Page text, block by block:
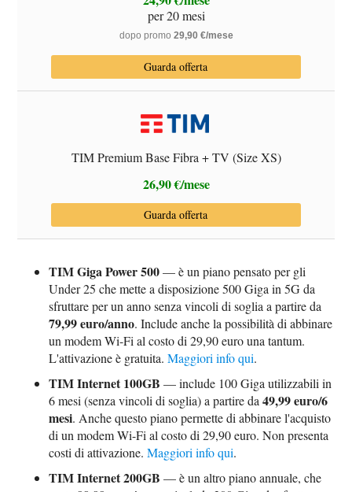
per 20 mesi
dopo promo 29,90 €/mese
Guarda offerta
TIM Premium Base Fibra + TV (Size XS)
26,90 €/mese
Guarda offerta
TIM Giga Power 500— è un piano pensato per gli
Under 25 che mette a disposizione 500 Giga in 5G da
sfruttare per un anno senza vincoli di soglia a partire da
79,99 euro/anno. Include anche la possibilità di abbinare
un modem Wi-Fi al costo di 29,90 euro una tantum.
L'attivazione è gratuita.Maggiori info qui.
TIM Internet 100GB — include 100 Giga utilizzabili in
6 mesi (senza vincoli di soglia) a partire da49,99 euro/6
mesi. Anche questo piano permette di abbinare l'acquisto
di un modem Wi-Fi al costo di 29,90 euro. Non presenta
costi di attivazione.Maggiori info qui.
TIM Internet 200GB — è un altro piano annuale, che